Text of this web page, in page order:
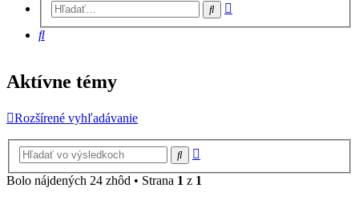
Hľadať
Hľadať
Aktívne témy
Rozšírené vyhľadávanie
Hľadať
Bolo nájdených 24 zhôd • Strana 1 z 1